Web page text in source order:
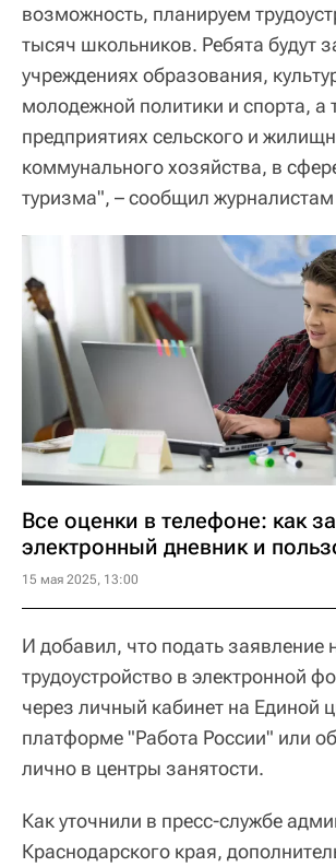
возможность, планируем
тысяч школьников. Ребята будут
учреждениях образования,
молодежной политики и спорта, а
предприятиях сельского и
коммунального хозяйства, в
туризма", – сообщил
Все оценки в телефоне: как
электронный дневник и
15 мая 2025, 13:00
И добавил, что подать заявление
трудоустройство в электронной
через личный кабинет на Единой
платформе "Работа России" или
лично в центры занятости.
Как уточнили в пресс-службе
Краснодарского края,